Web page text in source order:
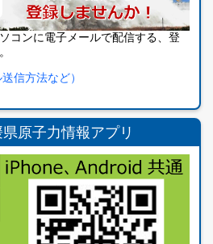
コンに電子メールで配信する、登
信方法など）
原子力情報アプリ